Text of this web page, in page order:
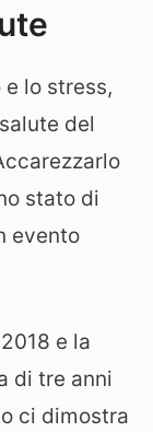
lo stress,
del
stato di
evento
e la
di tre anni
ci dimostra